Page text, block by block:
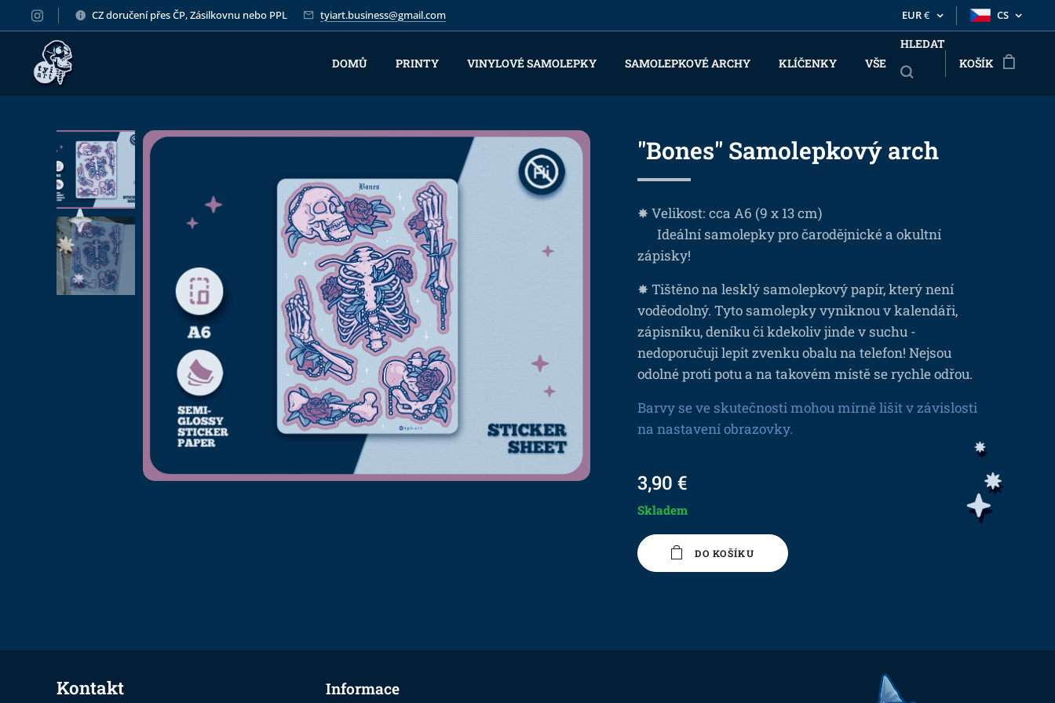
CZ doručení přes ČP, Zásilkovnu nebo PPL tyiart.business@gmail.com EUR€ CS
DOMŮ PRINTY VINYLOVÉ SAMOLEPKY SAMOLEPKOVÉ ARCHY KLÍČENKY VŠE
HLEDAT
KOŠÍK
"Bones" Samolepkový arch
✸ Velikost: cca A6 (9 x 13 cm)
⚰️ Ideální samolepky pro čarodějnické a okultní
zápisky!
✸ Tištěno na lesklý samolepkový papír, který není
voděodolný. Tyto samolepky vyniknou v kalendáři,
zápisníku, deníku či kdekoliv jinde v suchu -
nedoporučuji lepit zvenku obalu na telefon! Nejsou
odolné proti potu a na takovém místě se rychle odřou.
Barvy se ve skutečnosti mohou mírně lišit v závislosti
na nastavení obrazovky.
3,90 €
Skladem
DO KOŠÍKU
Kontakt Informace